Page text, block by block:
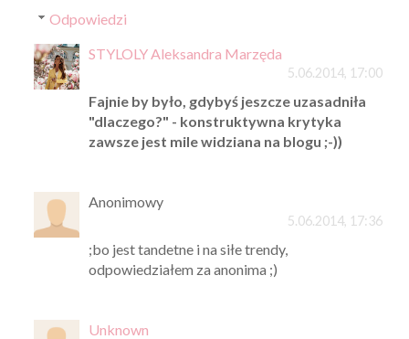
Odpowiedzi
STYLOLY Aleksandra Marzęda
5.06.2014, 17:00
Fajnie by było, gdybyś jeszcze uzasadniła
"dlaczego?" - konstruktywna krytyka
zawsze jest mile widziana na blogu ;-))
Anonimowy
5.06.2014, 17:36
;bo jest tandetne i na siłe trendy,
odpowiedziałem za anonima ;)
Unknown